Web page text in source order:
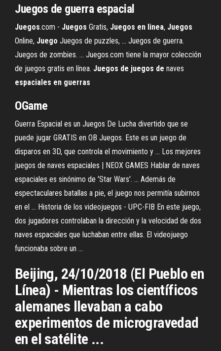
Juegos de guerra espacial
Juegos.com - Juegos Gratis, Juegos en linea, Juegos
Online, Juego Juegos de puzzles, ... Juegos de guerra.
Juegos de zombies. ... Juegos.com tiene la mayor colección
de juegos gratis en línea. Juegos de juegos de naves
espaciales en guerras
OGame
Guerra Espacial es un Juegos De Lucha divertido que se
puede jugar GRATIS en OB Juegos. Este es un juego de
disparos en 3D, que controla el movimiento y ... Los mejores
juegos de naves espaciales | NEOX GAMES Hablar de naves
espaciales es sinónimo de 'Star Wars'. ... Además de
espectaculares batallas a pie, el juego nos permitía subirnos
en el ... Historia de los videojuegos - UPC-FIB En este juego,
dos jugadores controlaban la dirección y la velocidad de dos
naves espaciales que luchaban entre ellas. El videojuego
funcionaba sobre un ...
Beijing, 24/10/2018 (El Pueblo en
Línea) - Mientras los científicos
alemanes llevaban a cabo
experimentos de microgravedad
en el satélite ...